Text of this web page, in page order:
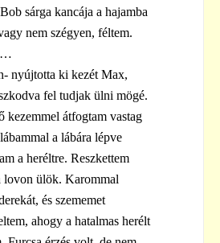
sárga kancája a hajamba
nem szégyen, féltem.
nyújtotta ki kezét Max,
fel tudjak ülni mögé.
kezemmel átfogtam vastag
a lábára lépve
a heréltre. Reszkettem
lovon ülök. Karommal
és szememet
ahogy a hatalmas herélt